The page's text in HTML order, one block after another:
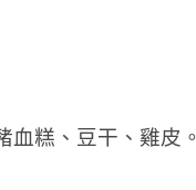
糕、豆干、雞皮。